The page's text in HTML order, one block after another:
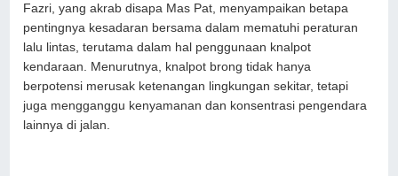
Fazri, yang akrab disapa Mas Pat, menyampaikan betapa
pentingnya kesadaran bersama dalam mematuhi peraturan
lalu lintas, terutama dalam hal penggunaan knalpot
kendaraan. Menurutnya, knalpot brong tidak hanya
berpotensi merusak ketenangan lingkungan sekitar, tetapi
juga mengganggu kenyamanan dan konsentrasi pengendara
lainnya di jalan.